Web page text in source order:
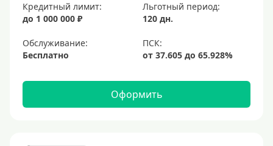
Кредитный лимит:
до 1 000 000 ₽
Льготный период:
120 дн.
Обслуживание:
Бесплатно
Оформить